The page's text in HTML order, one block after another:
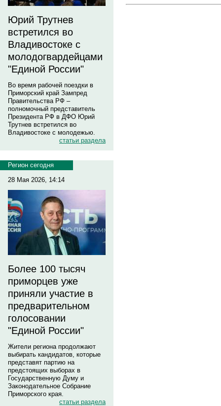
Юрий Трутнев
встретился во
Владивостоке с
молодогвардейцами
"Единой России"
Во время рабочей поездки в
Приморский край Зампред
Правительства РФ –
полномочный представитель
Президента РФ в ДФО Юрий
Трутнев встретился во
Владивостоке с молодежью.
статьи раздела
Регион сегодня
28 Мая 2026, 14:14
Более 100 тысяч
приморцев уже
приняли участие в
предварительном
голосовании
"Единой России"
Жители региона продолжают
выбирать кандидатов, которые
представят партию на
предстоящих выборах в
Государственную Думу и
Законодательное Собрание
Приморского края.
статьи раздела